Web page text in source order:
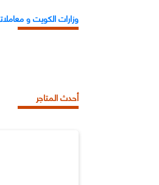
وزارات الكويت و
أحدث المتاجر